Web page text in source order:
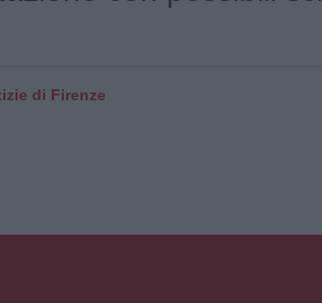
di Firenze